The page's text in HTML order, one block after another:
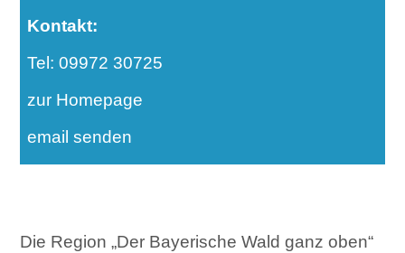
Kontakt:
Tel: 09972 30725
zur Homepage
email senden
Die Region „Der Bayerische Wald ganz oben“